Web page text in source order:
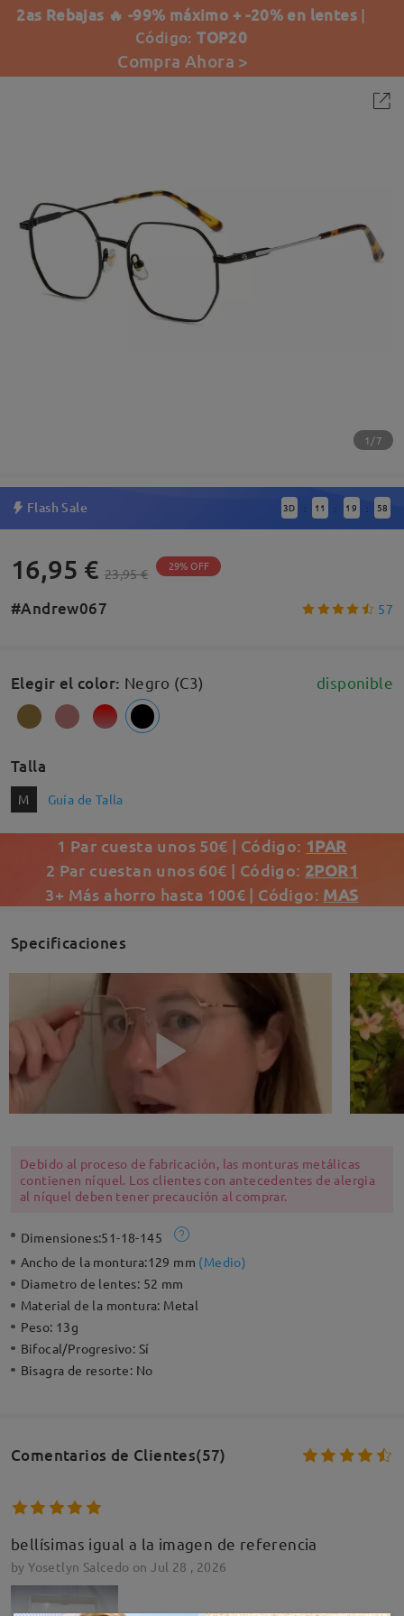
2as Rebajas 🔥 -99% máximo + -20% en lentes |
Código:TOP20
Compra Ahora >
1/7
Flash Sale 3D : 11 : 19 : 58
16,95 € 23,95 € 29% OFF
#Andrew067 57
Elegir el color: Negro (C3) disponible
Talla
M Guía de Talla
1 Par cuesta unos 50€ | Código: 1PAR
2 Par cuestan unos 60€ | Código: 2POR1
3+ Más ahorro hasta 100€ | Código: MAS
Specificaciones
Debido al proceso de fabricación, las monturas metálicas
contienen níquel. Los clientes con antecedentes de alergia
al níquel deben tener precaución al comprar.
Dimensiones:51-18-145
Ancho de la montura:129 mm (Medio)
Diametro de lentes: 52 mm
Material de la montura: Metal
Peso: 13g
Bifocal/Progresivo: Sí
Bisagra de resorte: No
Comentarios de Clientes(57)
bellísimas igual a la imagen de referencia
by Yosetlyn Salcedo on Jul 28 , 2026